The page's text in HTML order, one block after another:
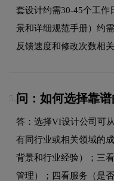
套设计约需30-45个工
景和详细规范手册）约
反馈速度和修改次数相关
5. 问：如何选择靠
答：选择VI设计公司可
有同行业或相关领域的
背景和行业经验）；三
管理）；四看服务（是